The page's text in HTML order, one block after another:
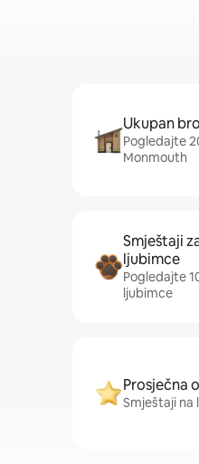
Ukupan
Pogledajte
Monmouth
Smještaji
ljubimce
Pogledajte
ljubimce
Prosječna
Smještaji na